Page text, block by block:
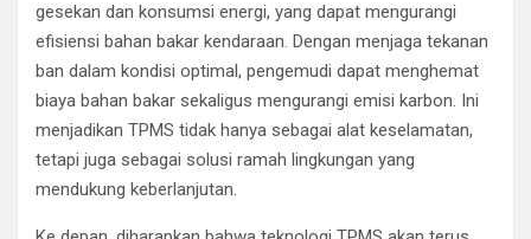
gesekan dan konsumsi energi, yang dapat mengurangi
efisiensi bahan bakar kendaraan. Dengan menjaga tekanan
ban dalam kondisi optimal, pengemudi dapat menghemat
biaya bahan bakar sekaligus mengurangi emisi karbon. Ini
menjadikan TPMS tidak hanya sebagai alat keselamatan,
tetapi juga sebagai solusi ramah lingkungan yang
mendukung keberlanjutan.